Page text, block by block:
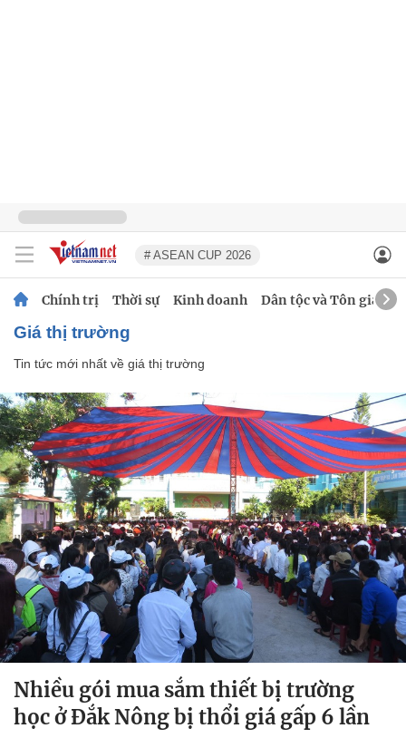
# ASEAN CUP 2026
Chính trị Thời sự Kinh doanh Dân tộc và Tôn giáo
giá thị trường
Tin tức mới nhất về giá thị trường
Nhiều gói mua sắm thiết bị trường
học ở Đắk Nông bị thổi giá gấp 6 lần